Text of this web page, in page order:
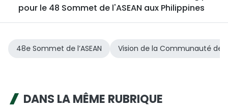
pour le 48 Sommet de l'ASEAN aux Philippines
48e Sommet de l’ASEAN Vision de la Communauté de
DANS LA MÊME RUBRIQUE